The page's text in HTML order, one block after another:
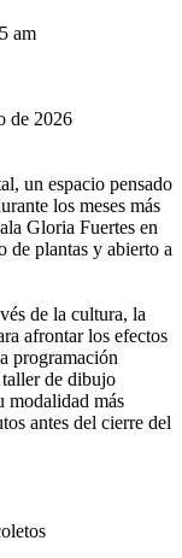
am
de 2026
un espacio pensado
los meses más
Gloria Fuertes en
de plantas y abierto a
de la cultura, la
afrontar los efectos
programación
de dibujo
modalidad más
antes del cierre del